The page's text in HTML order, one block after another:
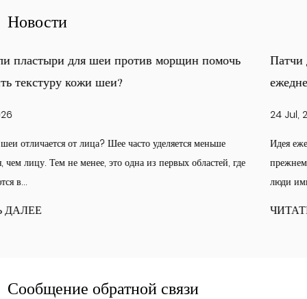
Новости
Патчи для лица от морщин: новый подход к
ежедневному уходу за кожей
Идея ежедневного ухода за кожей незаметно изменилась. Полки
прежнему заполнены кремами и очищающими средствами, но то,
ЧИТАТЬ ДАЛЕЕ
Сообщение обратной связи